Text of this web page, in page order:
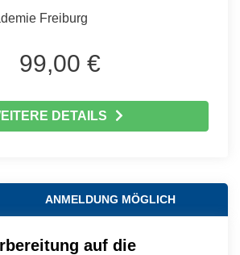
Freiburg
99,00 €
DETAILS
ANMELDUNG MÖGLICH
auf die